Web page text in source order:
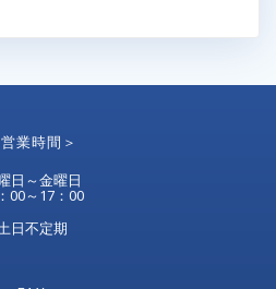
業時間＞
日～金曜日
00～17：00
日不定期